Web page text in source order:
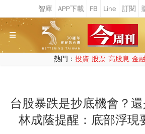
熱門： 投資 股票 高股息 金
台股暴跌是抄底機會？
林成蔭提醒：底部浮現